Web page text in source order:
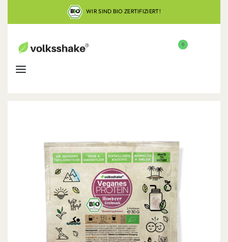
WIR SIND BIO ZERTIFIZIERT!
0